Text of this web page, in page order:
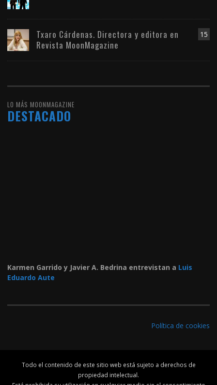
15
Txaro Cárdenas. Directora y editora en
Revista MoonMagazine
LO MÁS MOONMAGAZINE
DESTACADO
Karmen Garrido y Javier A. Bedrina entrevistan a Luis
Eduardo Aute
Política de cookies
Todo el contenido de este sitio web está sujeto a derechos de
propiedad intelectual.